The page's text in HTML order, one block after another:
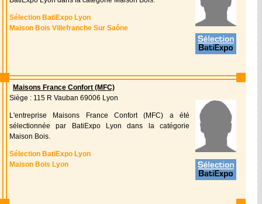
Sélection BatiExpo Lyon
Maison Bois Villefranche Sur Saône
Maisons France Confort (MFC)
Siège : 115 R Vauban 69006 Lyon
L'entreprise Maisons France Confort (MFC) a été
sélectionnée par BatiExpo Lyon dans la catégorie
Maison Bois.
Sélection BatiExpo Lyon
Maison Bois Lyon